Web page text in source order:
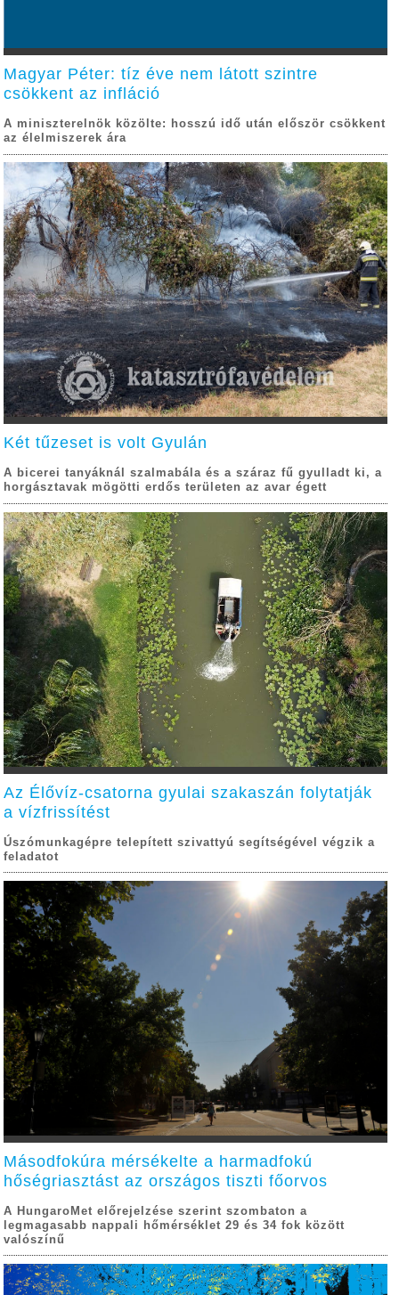
Magyar Péter: tíz éve nem látott szintre
csökkent az infláció
A miniszterelnök közölte: hosszú idő után először csökkent
az élelmiszerek ára
Két tűzeset is volt Gyulán
A bicerei tanyáknál szalmabála és a száraz fű gyulladt ki, a
horgásztavak mögötti erdős területen az avar égett
Az Élővíz-csatorna gyulai szakaszán folytatják
a vízfrissítést
Úszómunkagépre telepített szivattyú segítségével végzik a
feladatot
Másodfokúra mérsékelte a harmadfokú
hőségriasztást az országos tiszti főorvos
A HungaroMet előrejelzése szerint szombaton a
legmagasabb nappali hőmérséklet 29 és 34 fok között
valószínű